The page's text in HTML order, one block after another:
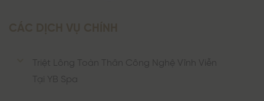
Triệt Lông Toàn Thân Công Nghệ Vĩnh Viễn
Tại YB Spa